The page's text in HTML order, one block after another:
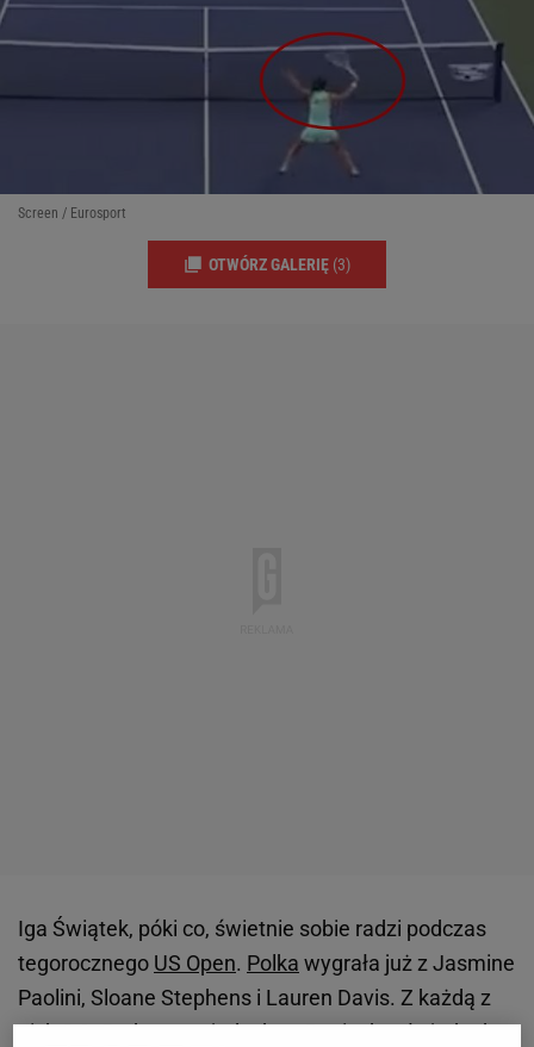
Screen / Eurosport
OTWÓRZ GALERIĘ (3)
Iga Świątek, póki co, świetnie sobie radzi podczas
tegorocznego US Open. Polka wygrała już z Jasmine
Paolini, Sloane Stephens i Lauren Davis. Z każdą z
nich 2:0. Podczas pojedynku z Davis doszło jednak